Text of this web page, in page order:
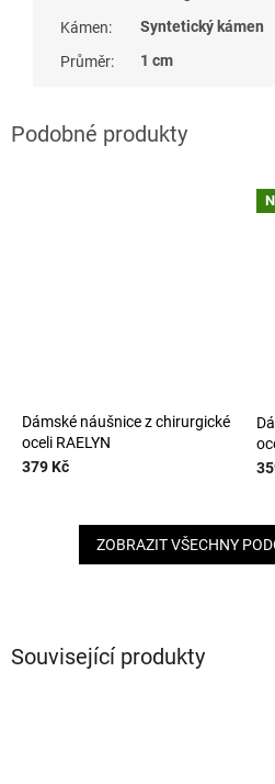
Související produkty
Kámen:
Syntetický kámen
Průměr: 1 cm
Dámské náušnice z chirurgické
oceli RAELYN
379 Kč
ZOBRAZIT VŠECHNY